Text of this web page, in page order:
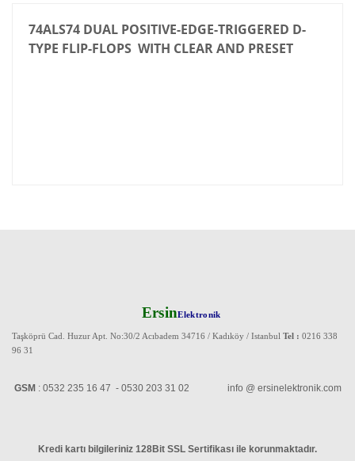
74ALS74 DUAL POSITIVE-EDGE-TRIGGERED D-
TYPE FLIP-FLOPS WITH CLEAR AND PRESET
ErsinElektronik
Taşköprü Cad. Huzur Apt. No:30/2 Acıbadem 34716 / Kadıköy / Istanbul Tel : 0216 338
96 31
GSM : 0532 235 16 47 - 0530 203 31 02 info @ ersinelektronik.com
Kredi kartı bilgileriniz 128Bit SSL Sertifikası ile korunmaktadır.